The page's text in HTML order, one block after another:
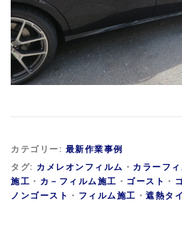
カテゴリー: 最新作業事例
タグ: カメレオンフィルム ・ カラーフ
施工 ・ カ－フィルム施工 ・ ゴースト ・
ノンゴースト ・ フィルム施工 ・ 遮熱タ